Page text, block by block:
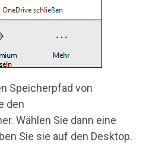
Speicherpfad von
den
Wählen Sie dann eine
Sie sie auf den Desktop.